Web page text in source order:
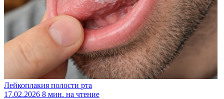
Лейкоплакия полости рта
17.02.2026 8 мин. на чтение